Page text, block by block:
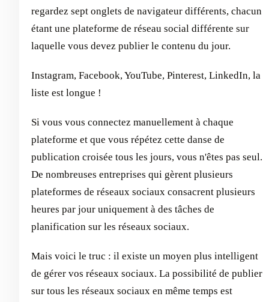
regardez sept onglets de navigateur différents, chacun
étant une plateforme de réseau social différente sur
laquelle vous devez publier le contenu du jour.
Instagram, Facebook, YouTube, Pinterest, LinkedIn, la
liste est longue !
Si vous vous connectez manuellement à chaque
plateforme et que vous répétez cette danse de
publication croisée tous les jours, vous n'êtes pas seul.
De nombreuses entreprises qui gèrent plusieurs
plateformes de réseaux sociaux consacrent plusieurs
heures par jour uniquement à des tâches de
planification sur les réseaux sociaux.
Mais voici le truc : il existe un moyen plus intelligent
de gérer vos réseaux sociaux. La possibilité de publier
sur tous les réseaux sociaux en même temps est